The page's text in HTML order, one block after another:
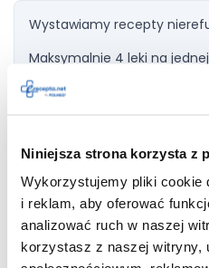
Niniejsza strona korzysta z
Wykorzystujemy pliki cookie
i reklam, aby oferować
analizować ruch w naszej
korzystasz z naszej witryny,
Wystawiamy recepty
Maksymalnie 4 leki na
Peritol
ciężka reakcja